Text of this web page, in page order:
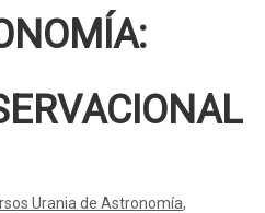
Urania de Astronomía,